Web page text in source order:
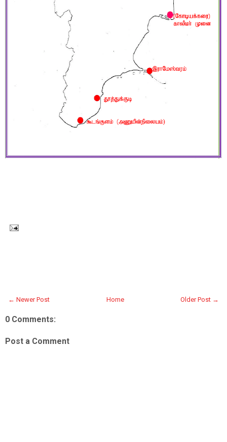
← Newer Post Older Post →
Home
0 Comments:
Post a Comment